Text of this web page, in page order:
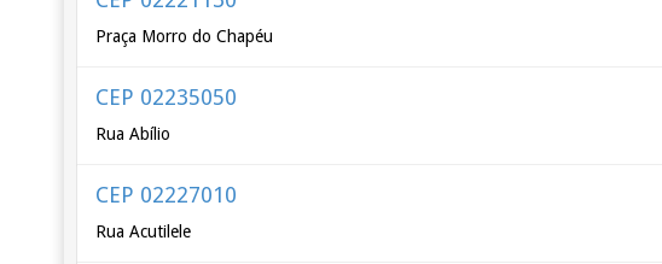
Praça Morro do Chapéu
CEP 02235050
Rua Abílio
CEP 02227010
Rua Acutilele